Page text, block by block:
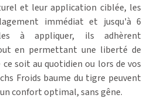
et leur application ciblée, les
immédiat et jusqu'à 6
à appliquer, ils adhèrent
en permettant une liberté de
soit au quotidien ou lors de vos
Froids baume du tigre peuvent
confort optimal, sans gêne.